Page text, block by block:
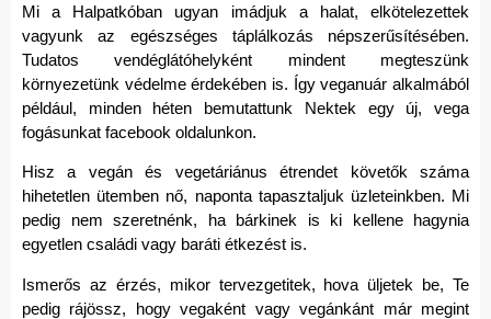
Mi a Halpatkóban ugyan imádjuk a halat, elkötelezettek
vagyunk az egészséges táplálkozás népszerűsítésében.
Tudatos vendéglátóhelyként mindent megteszünk
környezetünk védelme érdekében is. Így veganuár alkalmából
például, minden héten bemutattunk Nektek egy új, vega
fogásunkat facebook oldalunkon.
Hisz a vegán és vegetáriánus étrendet követők száma
hihetetlen ütemben nő, naponta tapasztaljuk üzleteinkben. Mi
pedig nem szeretnénk, ha bárkinek is ki kellene hagynia
egyetlen családi vagy baráti étkezést is.
Ismerős az érzés, mikor tervezgetitek, hova üljetek be, Te
pedig rájössz, hogy vegaként vagy vegánkánt már megint